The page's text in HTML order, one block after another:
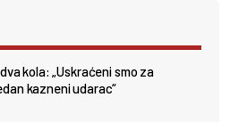
kola: „Uskraćeni smo za
kazneni udarac“